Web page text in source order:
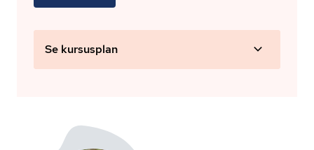
Se kursusplan